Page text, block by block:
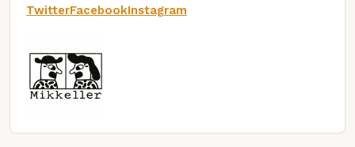
TwitterFacebookInstagram